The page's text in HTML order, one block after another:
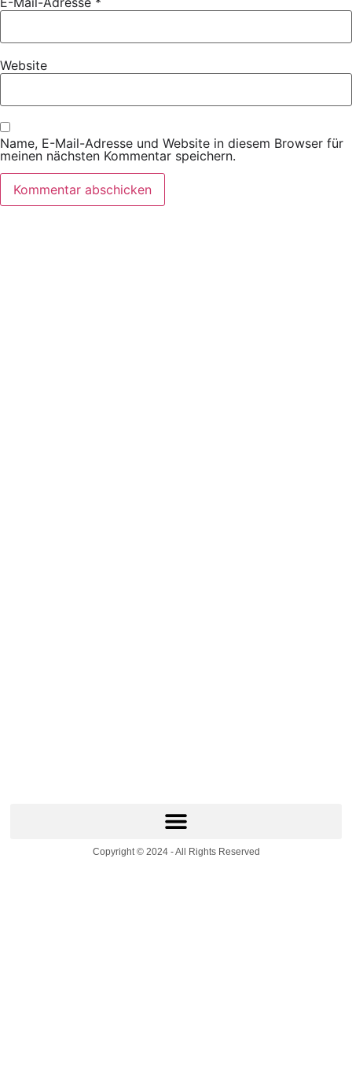
Website
Name, E-Mail-Adresse und Website in diesem Browser für
meinen nächsten Kommentar speichern.
Copyright © 2024 - All Rights Reserved